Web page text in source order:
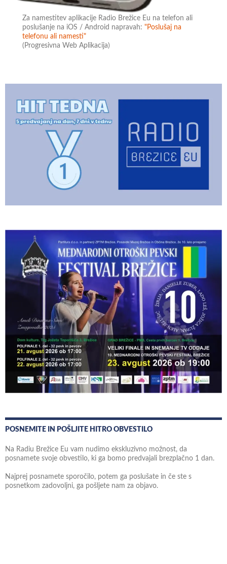
Za namestitev aplikacije Radio Brežice Eu na telefon ali
poslušanje na iOS / Android napravah:"Poslušaj na
telefonu ali namesti"
(Progresivna Web Aplikacija)
POSNEMITE IN POŠLJITE HITRO OBVESTILO
Na Radiu Brežice Eu vam nudimo ekskluzivno možnost, da
posnamete svoje obvestilo, ki ga bomo predvajali brezplačno 1 dan.
Najprej posnamete sporočilo, potem ga poslušate in če ste s
posnetkom zadovoljni, ga pošljete nam za objavo.